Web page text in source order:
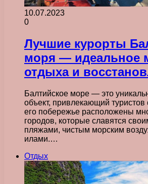
10.07.2023
0
Лучшие курорты
моря — идеальное
отдыха и
Балтийское море — это
объект, привлекающий
его побережье расположены
городов, которые славятся
пляжами, чистым морским
илами.…
Отдых